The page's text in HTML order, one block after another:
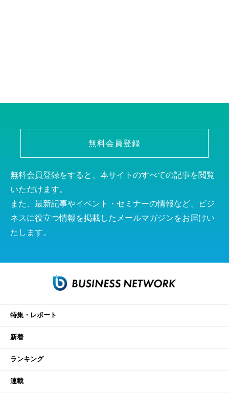
無料会員登録
無料会員登録をすると、本サイトのすべての記事を閲覧
いただけます。
また、最新記事やイベント・セミナーの情報など、ビジ
ネスに役立つ情報を掲載したメールマガジンをお届けい
たします。
特集・レポート
新着
ランキング
連載